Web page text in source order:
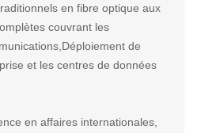
en fibre optique aux
couvrant les
de
et les centres de données
en affaires internationales,